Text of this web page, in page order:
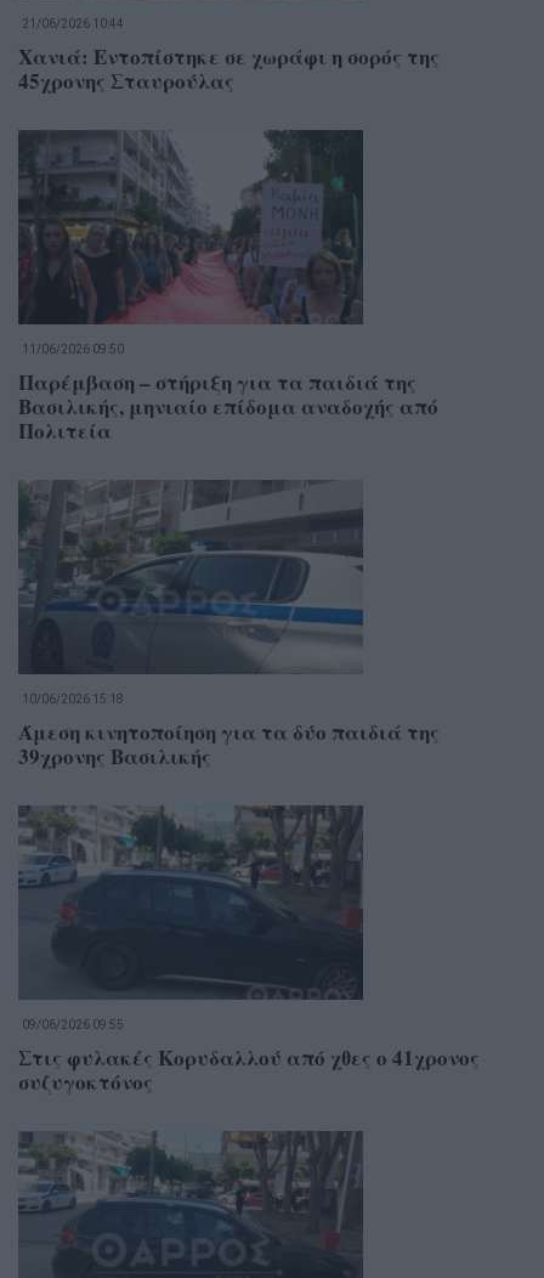
21/06/2026 10:44
Χανιά: Εντοπίστηκε σε χωράφι η σορός της
45χρονης Σταυρούλας
11/06/2026 09:50
Παρέμβαση – στήριξη για τα παιδιά της
Βασιλικής, μηνιαίο επίδομα αναδοχής από
Πολιτεία
10/06/2026 15:18
Άμεση κινητοποίηση για τα δύο παιδιά της
39χρονης Βασιλικής
09/06/2026 09:55
Στις φυλακές Κορυδαλλού από χθες ο 41χρονος
συζυγοκτόνος